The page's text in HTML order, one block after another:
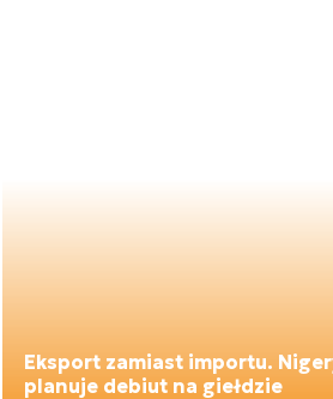
Eksport zamiast importu.
planuje debiut na giełdzie